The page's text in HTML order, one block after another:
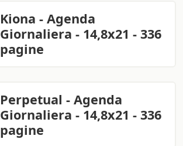
Kiona - Agenda
Giornaliera - 14,8x21 - 336
pagine
Perpetual - Agenda
Giornaliera - 14,8x21 - 336
pagine